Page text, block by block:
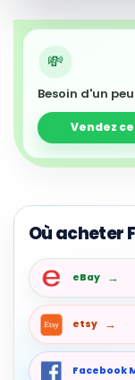
Besoin d'un
Vendez
Où acheter
eBay
etsy
Facebook